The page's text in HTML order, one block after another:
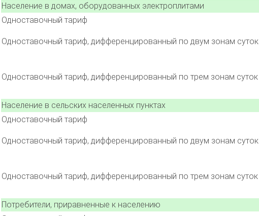
Население в домах, оборудованных электроплитами
Одноставочный тариф
Одноставочный тариф, дифференцированный по двум зонам суток
Одноставочный тариф, дифференцированный по трем зонам суток
Население в сельских населенных пунктах
Одноставочный тариф
Одноставочный тариф, дифференцированный по двум зонам суток
Одноставочный тариф, дифференцированный по трем зонам суток
Потребители, приравненные к населению